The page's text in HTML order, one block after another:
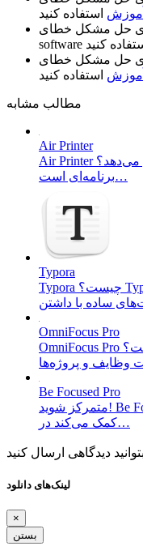
آموزش
software
آموزش
مطالب مشابه
Air Printer
Air Printer چیست و چه کاری انجام می‌دهد؟ Air Printer
برنامه‌ای است…
Typora
Typora چیست؟ Typora برنامه‌ای جهت ویرایش و نوشتن
OmniFocus Pro
OmniFocus Pro چیست؟ OmniFocus Pro نرم‌افزاری حرفه‌ای
Be Focused Pro
متمرکز شوید! Be Focused Pro نام برنامه‌ای است که به شما
کمک می‌کند در…
لینک‌های دانلود
×
بستن